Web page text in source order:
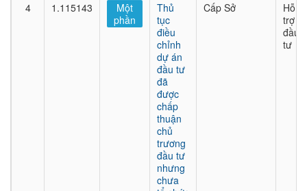
4 1.115143
Một
phần
Thủ
tục
điều
chỉnh
dự án
đầu tư
đã
được
chấp
thuận
chủ
trương
đầu tư
nhưng
chưa
Cấp Sở
Hỗ
trợ
đầu
tư